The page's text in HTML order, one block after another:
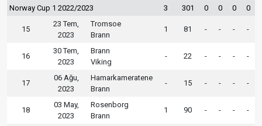
Norway Cup 1 2022/2023 3 301 0 0 0 0
15
23 Tem,
2023
Tromsoe
Brann
1 81 - - - -
16
30 Tem,
2023
Brann
Viking
- 22 - - - -
17
06 Ağu,
2023
Hamarkameratene
Brann
- 15 - - - -
18
03 May,
2023
Rosenborg
Brann
1 90 - - - -